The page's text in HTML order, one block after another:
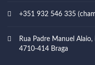
+351 932 546 335
Rua Padre Manuel Alaio,
4710-414 Braga